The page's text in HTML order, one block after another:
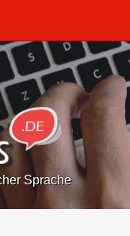
Sprache